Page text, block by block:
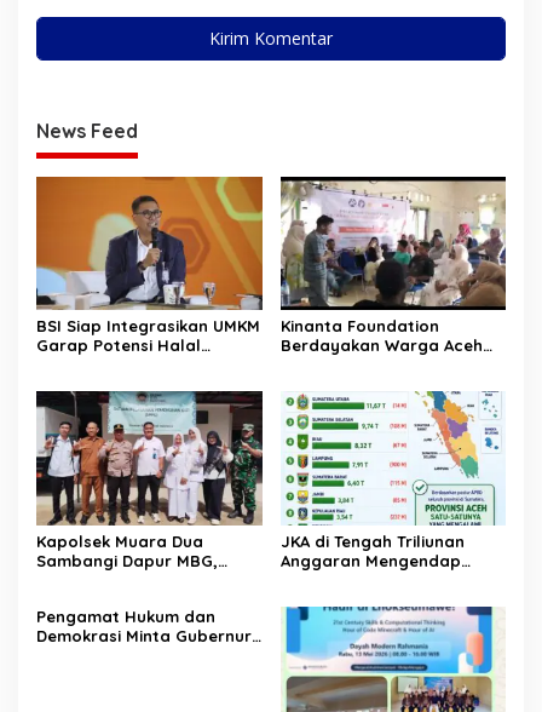
News Feed
BSI Siap Integrasikan UMKM
Garap Potensi Halal
Kinanta Foundation
Berdayakan Warga Aceh
Kapolsek Muara Dua
Sambangi Dapur MBG,
Sesuai SOP
JKA di Tengah Triliunan
Anggaran Mengendap
pemerintah Aceh
‎Pengamat Hukum dan
Demokrasi Minta Gubernur